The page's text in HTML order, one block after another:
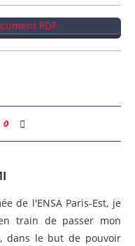
PDF
0
de l'ENSA Paris-Est, je
train de passer mon
dans le but de pouvoir